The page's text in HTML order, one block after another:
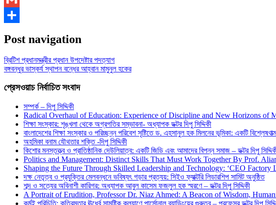
Gmail
Post navigation
ব্রিটিশ প্রধানমন্ত্রীর প্রধান উপদেষ্টার পদত্যাগ
বঙ্গবন্ধুর ভাস্কর্য স্থাপন বন্ধের আহ্বান মামুনুল হকের
প্রেসওয়াচ নির্বাচিত সংবাদ
সম্পর্ক – দিপু সিদ্দিকী
Radical Overhaul of Education: Experience of Discipline and New Horizons of
শিক্ষা সংস্কার: শৃঙ্খলা থেকে অগ্রগতির সম্ভাবনা- অধ্যাপক ডক্টর দিপু সিদ্দিকী
বাংলাদেশের শিক্ষা সংস্কার ও পরিচ্ছন্ন পরিবেশ সৃষ্টিতে ড. এহসানুল হক মিলনের ভূমিকা: একটি
অহমিকা বনাম যৌথতার শক্তি -দিপু সিদ্দিকী
কিশোর মনস্তত্ত্ব ও প্রাতিষ্ঠানিক দেউলিয়াত্ব: একটি জিডি এবং আমাদের বিপন্ন সমাজ – ডক্টর দিপু
Politics and Management: Distinct Skills That Must Work Together By Prof.
Shaping the Future Through Skilled Leadership and Technology: ‘CEO Factory
দক্ষ নেতৃত্ব ও প্রযুক্তির মেলবন্ধনে ভবিষ্যৎ গড়ার প্রত্যয়: সিইও ফ্যাক্টরি লিডারশিপ সামিট অনুষ্ঠিত
শব্দ ও সত্যের অবিনাশী কারিগর: অধ্যাপক আবুল কাসেম ফজলুল হক স্মরণে – ডক্টর দিপু সিদ্দিকী
A Portrait of Erudition, Professor Dr. Niaz Ahmed: A Beacon of Wisdom,